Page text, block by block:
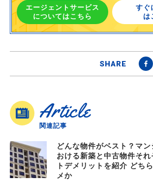
エージェントサービス
についてはこちら
すぐ
は
SHARE
Article
関連記事
どんな物件がベスト？マ
おける新築と中古物件それ
トデメリットを紹介 どち
メか